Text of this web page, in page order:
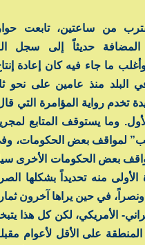
من ساعتين، تابعت
المضافة حديثاً إلى سجل
ما جاء فيه كان إعادة
البلد منذ عامين على نحو
تخدم رواية المؤامرة التي
وما يستوقف المتابع
لمواقف بعض الحكومات،
بعض الحكومات الأخرى
منه تحديداً بشكلها
في حين يراها آخرون
الأمريكي، لكن كل هذا
على الأقل لأعوام